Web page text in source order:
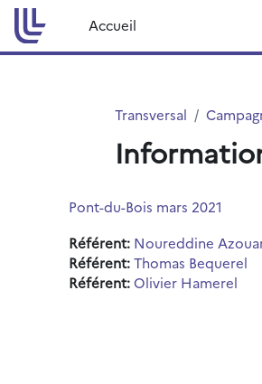
Passer au contenu principal
Accueil
Transversal
Pont-du-Bois mars 2021
Référent: Noureddine
Référent:Thomas Bequerel
Référent:Olivier Hamerel